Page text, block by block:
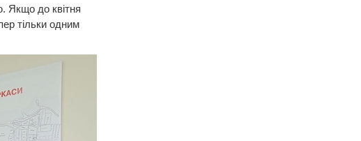
Якщо до квітня
тільки одним